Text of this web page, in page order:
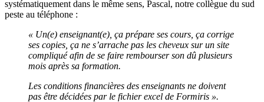
systématiquement dans le même sens, Pascal, notre collègue du sud
peste au téléphone :
« Un(e) enseignant(e), ça prépare ses cours, ça corrige
ses copies, ça ne s’arrache pas les cheveux sur un site
compliqué afin de se faire rembourser son dû plusieurs
mois après sa formation.
Les conditions financières des enseignants ne doivent
pas être décidées par le fichier excel de Formiris ».